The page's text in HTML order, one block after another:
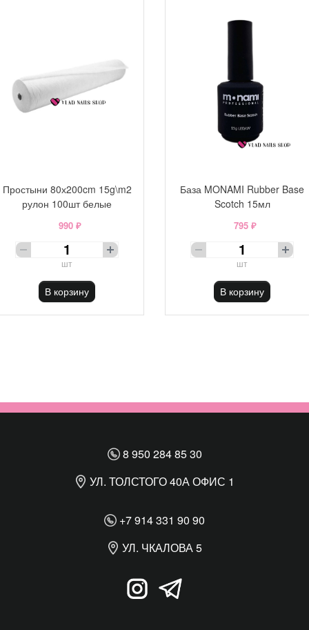
Простыни 80х200cm 15g\m2
рулон 100шт белые
990 ₽
шт
В корзину
База MONAMI Rubber Base
Scotch 15мл
795 ₽
шт
В корзину
8 950 284 85 30
УЛ. ТОЛСТОГО 40А ОФИС 1
+7 914 331 90 90
УЛ. ЧКАЛОВА 5